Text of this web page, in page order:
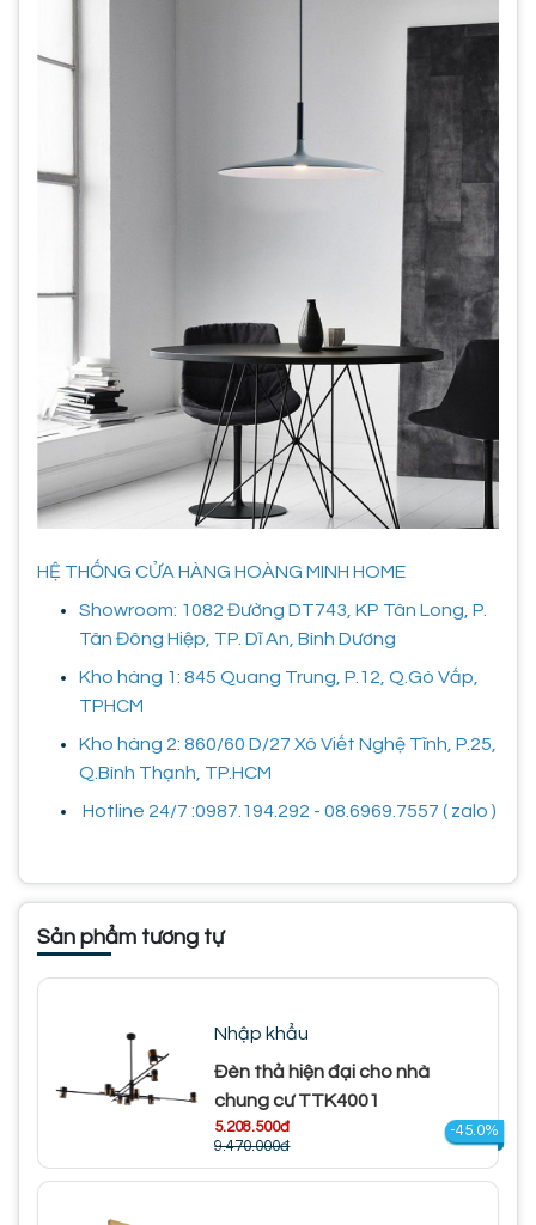
HỆ THỐNG CỬA HÀNG HOÀNG MINH HOME
Showroom: 1082 Đường DT743, KP Tân Long, P.
Tân Đông Hiệp, TP. Dĩ An, Bình Dương
Kho hàng 1: 845 Quang Trung, P.12, Q.Gò Vấp,
TPHCM
Kho hàng 2: 860/60 D/27 Xô Viết Nghệ Tĩnh, P.25,
Q.Bình Thạnh, TP.HCM
Hotline 24/7 :0987.194.292 - 08.6969.7557 ( zalo )
Sản phẩm tương tự
Nhập khẩu
Đèn thả hiện đại cho nhà
chung cư TTK4001
5.208.500đ
9.470.000đ
-45.0%